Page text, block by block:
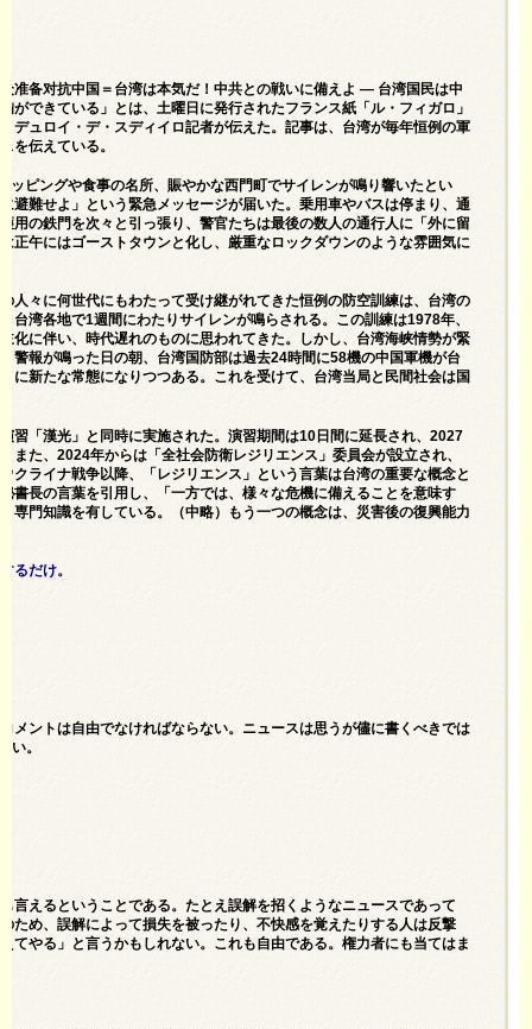
准备对抗中国＝台湾は本気だ！中共との戦いに備えよ ― 台湾国民は中
ができている」とは、土曜日に発行されたフランス紙「ル・フィガロ」
デュロイ・デ・スディイロ記者が伝えた。記事は、台湾が毎年恒例の軍
を伝えている。
ピングや食事の名所、賑やかな西門町でサイレンが鳴り響いたとい
避難せよ」という緊急メッセージが届いた。乗用車やバスは停まり、通
用の鉄門を次々と引っ張り、警官たちは最後の数人の通行人に「外に留
正午にはゴーストタウンと化し、厳重なロックダウンのような雰囲気に
人々に何世代にもわたって受け継がれてきた恒例の防空訓練は、台湾の
台湾各地で1週間にわたりサイレンが鳴らされる。この訓練は1978年、
化に伴い、時代遅れのものに思われてきた。しかし、台湾海峡情勢が緊
警報が鳴った日の朝、台湾国防部は過去24時間に58機の中国軍機が台
に新たな常態になりつつある。これを受けて、台湾当局と民間社会は国
習「漢光」と同時に実施された。演習期間は10日間に延長され、2027
また、2024年からは「全社会防衛レジリエンス」委員会が設立され、
クライナ戦争以降、「レジリエンス」という言葉は台湾の重要な概念と
書長の言葉を引用し、「一方では、様々な危機に備えることを意味す
専門知識を有している。（中略）もう一つの概念は、災害後の復興能力
るだけ。
メントは自由でなければならない。ニュースは思うが儘に書くべきでは
い。
言えるということである。たとえ誤解を招くようなニュースであって
ため、誤解によって損失を被ったり、不快感を覚えたりする人は反撃
てやる」と言うかもしれない。これも自由である。権力者にも当てはま